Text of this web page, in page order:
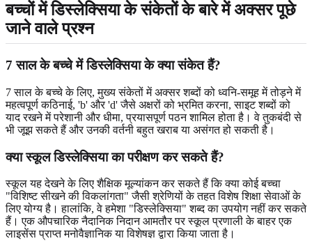
बच्चों में डिस्लेक्सिया के संकेतों के बारे में अक्सर पूछे
जाने वाले प्रश्न
7 साल के बच्चे में डिस्लेक्सिया के क्या संकेत हैं?
7 साल के बच्चे के लिए, मुख्य संकेतों में अक्सर शब्दों को ध्वनि-समूह में तोड़ने में
महत्वपूर्ण कठिनाई, 'b' और 'd' जैसे अक्षरों को भ्रमित करना, साइट शब्दों को
याद रखने में परेशानी और धीमा, प्रयासपूर्ण पठन शामिल होता है। वे तुकबंदी से
भी जूझ सकते हैं और उनकी वर्तनी बहुत खराब या असंगत हो सकती है।
क्या स्कूल डिस्लेक्सिया का परीक्षण कर सकते हैं?
स्कूल यह देखने के लिए शैक्षिक मूल्यांकन कर सकते हैं कि क्या कोई बच्चा
"विशिष्ट सीखने की विकलांगता" जैसी श्रेणियों के तहत विशेष शिक्षा सेवाओं के
लिए योग्य है। हालांकि, वे हमेशा "डिस्लेक्सिया" शब्द का उपयोग नहीं कर सकते
हैं। एक औपचारिक नैदानिक ​​निदान आमतौर पर स्कूल प्रणाली के बाहर एक
लाइसेंस प्राप्त मनोवैज्ञानिक या विशेषज्ञ द्वारा किया जाता है।